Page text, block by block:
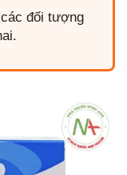
đối tượng